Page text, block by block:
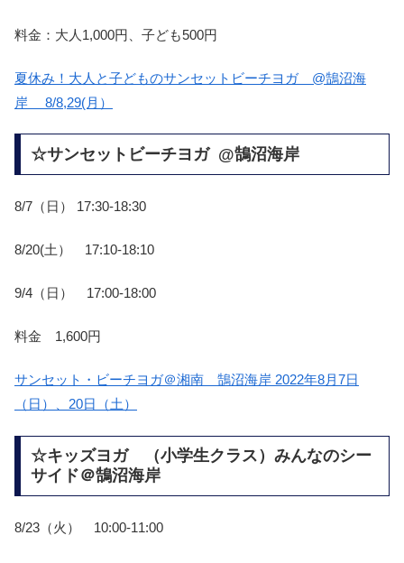
料金：大人1,000円、子ども500円
夏休み！大人と子どものサンセットビーチヨガ @鵠沼海
岸 8/8,29(月）
☆サンセットビーチヨガ @鵠沼海岸
8/7（日） 17:30-18:30
8/20(土） 17:10-18:10
9/4（日） 17:00-18:00
料金 1,600円
サンセット・ビーチヨガ＠湘南 鵠沼海岸 2022年8月7日
（日）、20日（土）
☆キッズヨガ （小学生クラス）みんなのシー
サイド＠鵠沼海岸
8/23（火） 10:00-11:00